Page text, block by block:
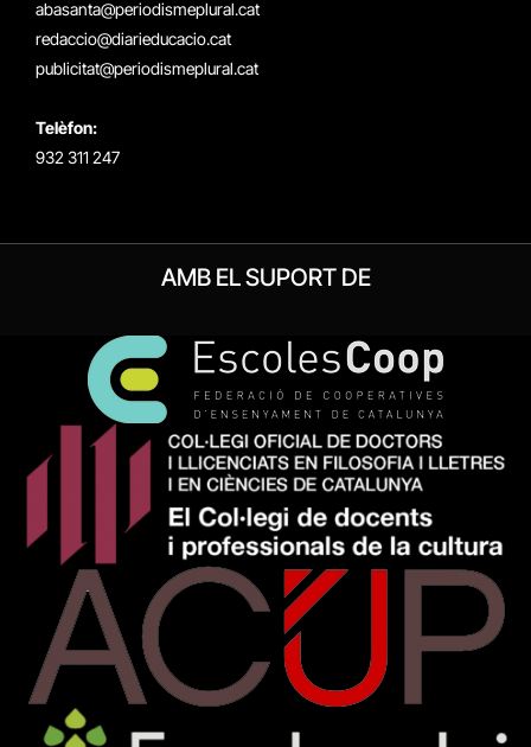
abasanta@periodismeplural.cat
redaccio@diarieducacio.cat
publicitat@periodismeplural.cat
Telèfon:
932 311 247
AMB EL SUPORT DE